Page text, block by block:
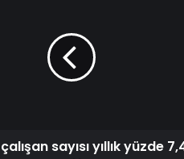
sayısı yıllık yüzde